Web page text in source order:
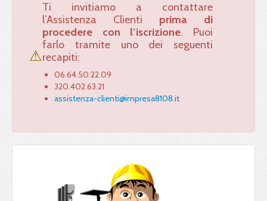
⚠
Ti invitiamo a contattare
l’Assistenza Clienti prima di
procedere con l’iscrizione. Puoi
farlo tramite uno dei seguenti
recapiti:
06.64.50.22.09
320.402.63.21
assistenza-clienti@impresa8108.it